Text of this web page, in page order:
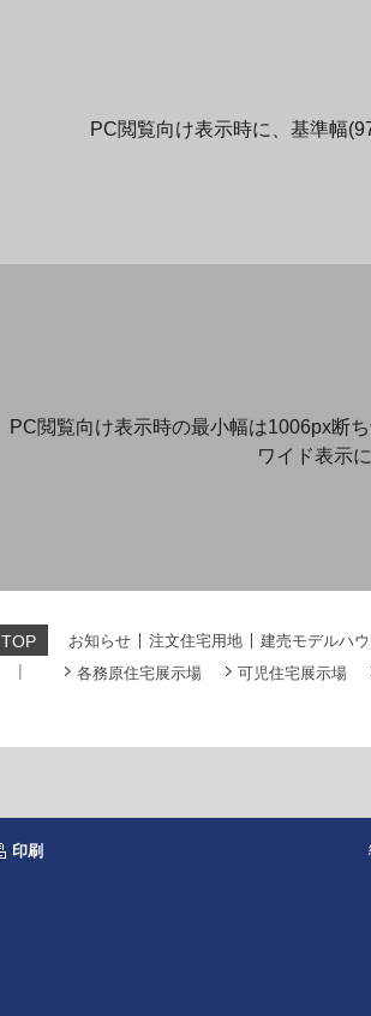
PC閲覧向け表示時に、基準幅
PC閲覧向け表示時の最小幅は1006px断
ワイド表示
TOP お知らせ 注文住宅用地 建売モデルハウ
各務原住宅展示場
可児住宅展示場
印刷